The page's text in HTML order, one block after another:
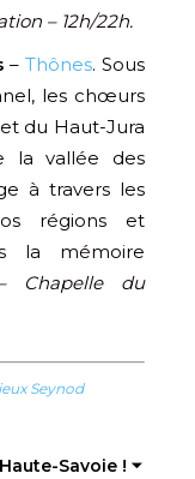
– 12h/22h.
– Thônes. Sous
les chœurs
du Haut-Jura
la vallée des
à travers les
régions et
la mémoire
Chapelle du
Seynod
Savoie ! ⏷